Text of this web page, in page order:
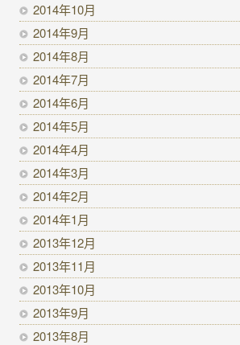
2014年10月
2014年9月
2014年8月
2014年7月
2014年6月
2014年5月
2014年4月
2014年3月
2014年2月
2014年1月
2013年12月
2013年11月
2013年10月
2013年9月
2013年8月